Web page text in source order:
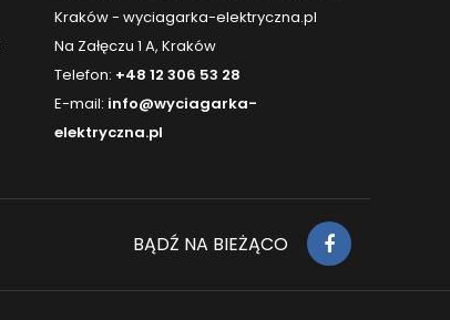
Kraków - wyciagarka-elektryczna.pl
Na Załęczu 1 A, Kraków
Telefon: +48 12 306 53 28
E-mail: info@wyciagarka-
elektryczna.pl
BĄDŹ NA BIEŻĄCO